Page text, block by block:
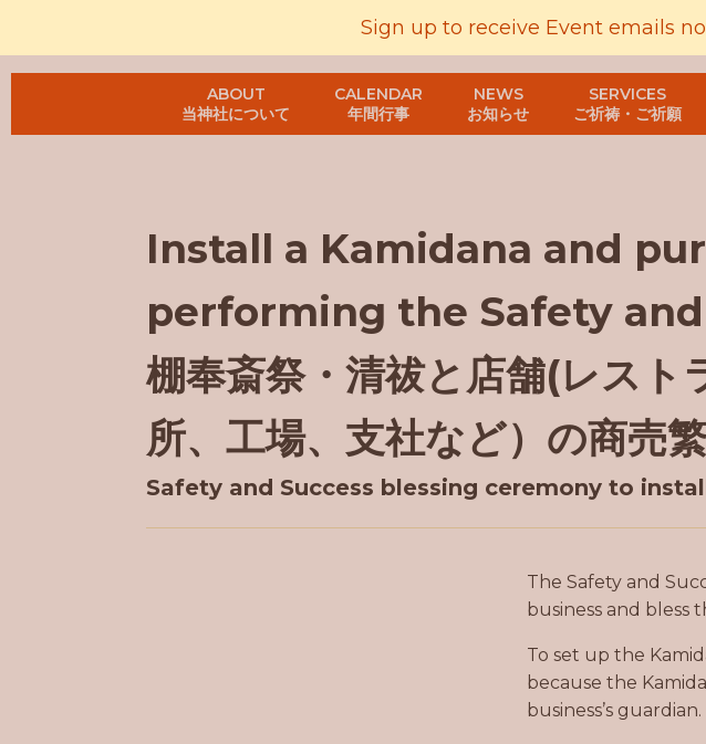
ABOUT
当神社について
CALENDAR
年間行事
NEWS
お知らせ
SERVICES
ご祈祷・ご祈願
Install a Kamidana and
performing the Safety
棚奉斎祭・清祓と店舗(レスト
所、工場、支社など）の商売
Safety and Success blessing ceremony to
The Safety and
business and bless
To set up the
because the
business’s guardian.
Sign up to receive Event emails